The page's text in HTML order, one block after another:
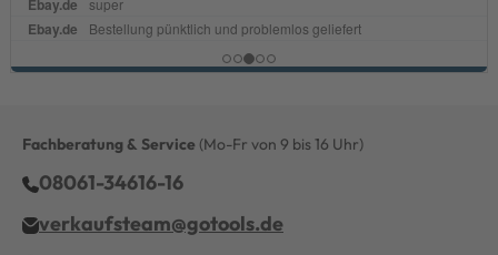
Fachberatung & Service (Mo-Fr von 9 bis 16 Uhr)
08061-34616-16
verkaufsteam@gotools.de